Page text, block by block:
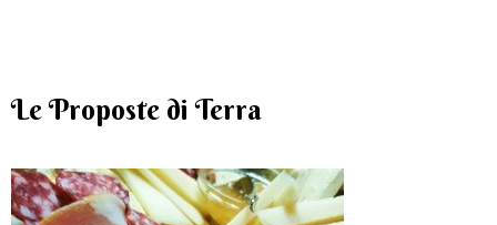
Le Proposte di Terra